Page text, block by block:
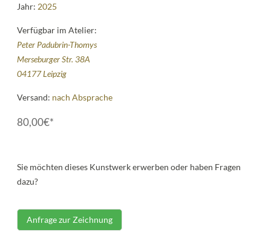
Jahr: 2025
Verfügbar im Atelier:
Peter Padubrin-Thomys
Merseburger Str. 38A
04177 Leipzig
Versand: nach Absprache
80,00€*
Sie möchten dieses Kunstwerk erwerben oder haben Fragen
dazu?
Anfrage zur Zeichnung